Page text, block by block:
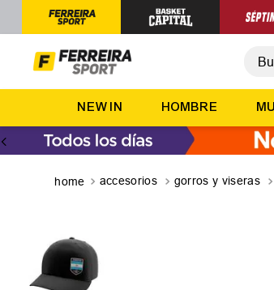
NEW IN HOMBRE
accesorios gorros y viseras